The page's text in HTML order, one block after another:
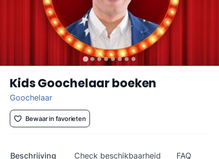
Kids Goochelaar boeken
Goochelaar
Bewaar in favorieten
Beschrijving Check beschikbaarheid FAQ